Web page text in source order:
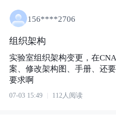
156****2706
组织架构
实验室组织架构变更，在
案、修改架构图、手册、还
要求啊
07-03 15:49 112人阅读